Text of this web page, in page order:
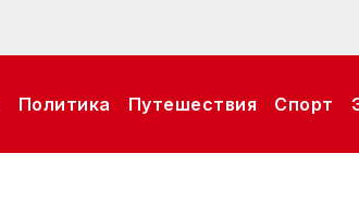
Политика Путешествия Спорт